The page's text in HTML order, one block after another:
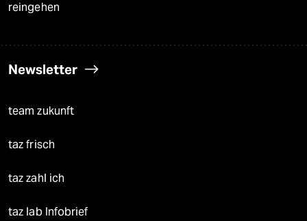
reingehen
Newsletter
team zukunft
taz frisch
taz zahl ich
taz lab Infobrief